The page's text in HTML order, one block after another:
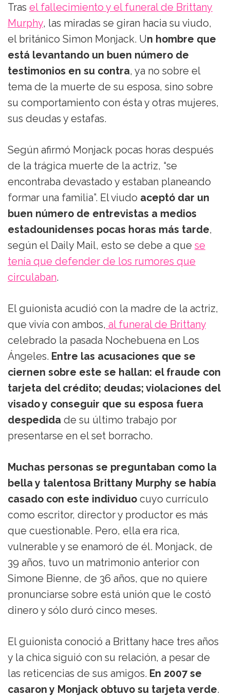
Tras el fallecimiento y el funeral de Brittany
Murphy, las miradas se giran hacia su viudo,
el británico Simon Monjack. Un hombre que
está levantando un buen número de
testimonios en su contra, ya no sobre el
tema de la muerte de su esposa, sino sobre
su comportamiento con ésta y otras mujeres,
sus deudas y estafas.
Según afirmó Monjack pocas horas después
de la trágica muerte de la actriz, “se
encontraba devastado y estaban planeando
formar una familia”. El viudo aceptó dar un
buen número de entrevistas a medios
estadounidenses pocas horas más tarde,
según el Daily Mail, esto se debe a que se
tenía que defender de los rumores que
circulaban.
El guionista acudió con la madre de la actriz,
que vivía con ambos, al funeral de Brittany
celebrado la pasada Nochebuena en Los
Ángeles. Entre las acusaciones que se
ciernen sobre este se hallan: el fraude con
tarjeta del crédito; deudas; violaciones del
visado y conseguir que su esposa fuera
despedida de su último trabajo por
presentarse en el set borracho.
Muchas personas se preguntaban como la
bella y talentosa Brittany Murphy se había
casado con este individuo cuyo currículo
como escritor, director y productor es más
que cuestionable. Pero, ella era rica,
vulnerable y se enamoró de él. Monjack, de
39 años, tuvo un matrimonio anterior con
Simone Bienne, de 36 años, que no quiere
pronunciarse sobre está unión que le costó
dinero y sólo duró cinco meses.
El guionista conoció a Brittany hace tres años
y la chica siguió con su relación, a pesar de
las reticencias de sus amigos. En 2007 se
casaron y Monjack obtuvo su tarjeta verde.